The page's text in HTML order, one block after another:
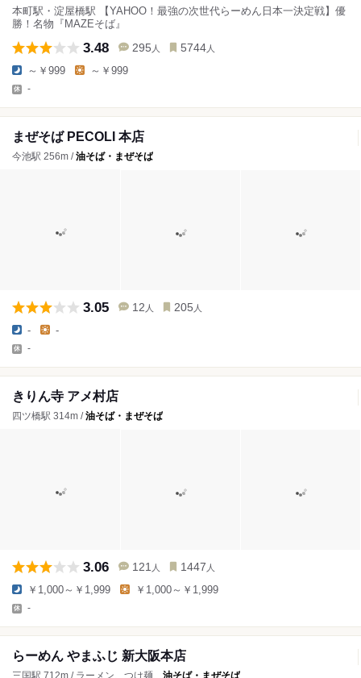
本町駅・淀屋橋駅 【YAHOO！最強の次世代らーめん日本一決定戦】優
勝！名物『MAZEそば』
3.48 295 人 5744 人
～￥999 ～￥999
-
まぜそば PECOLI 本店
今池駅 256m /油そば・まぜそば
3.05 12 人 205 人
- -
-
きりん寺 アメ村店
四ツ橋駅 314m /油そば・まぜそば
3.06 121 人 1447 人
￥1,000～￥1,999 ￥1,000～￥1,999
-
らーめん やまふじ 新大阪本店